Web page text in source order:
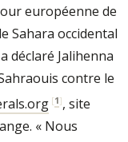
européenne de
Sahara occidental
déclaré Jalihenna
contre le
[1], site
« Nous